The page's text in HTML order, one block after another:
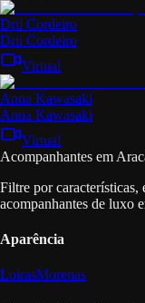
Drii Cordeiro
Drii Cordeiro
Virtual
Anna Kawasaki
Anna Kawasaki
Virtual
Acompanhantes em
Filtre por características,
acompanhantes de luxo
Aparência
LoirasMorenas